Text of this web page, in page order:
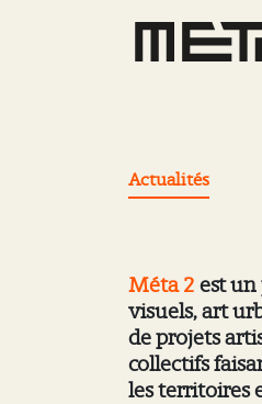
Actualités
Méta 2 est un
visuels, art
de projets
collectifs
les territoires